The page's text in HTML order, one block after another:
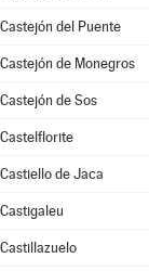
Castejón del Puente
Castejón de Monegros
Castejón de Sos
Castelflorite
Castiello de Jaca
Castigaleu
Castillazuelo